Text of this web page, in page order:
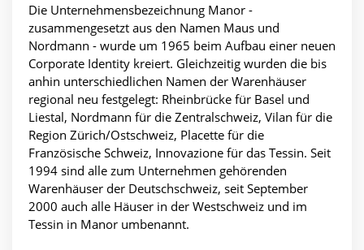
Die Unternehmensbezeichnung Manor -
zusammengesetzt aus den Namen Maus und
Nordmann - wurde um 1965 beim Aufbau einer neuen
Corporate Identity kreiert. Gleichzeitig wurden die bis
anhin unterschiedlichen Namen der Warenhäuser
regional neu festgelegt: Rheinbrücke für Basel und
Liestal, Nordmann für die Zentralschweiz, Vilan für die
Region Zürich/Ostschweiz, Placette für die
Französische Schweiz, Innovazione für das Tessin. Seit
1994 sind alle zum Unternehmen gehörenden
Warenhäuser der Deutschschweiz, seit September
2000 auch alle Häuser in der Westschweiz und im
Tessin in Manor umbenannt.